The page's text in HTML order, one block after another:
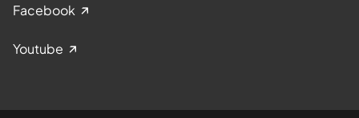
Facebook
Youtube